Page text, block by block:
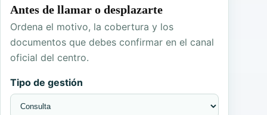
Antes de llamar o desplazarte
Ordena el motivo, la cobertura y los
documentos que debes confirmar en el canal
oficial del centro.
Tipo de gestión